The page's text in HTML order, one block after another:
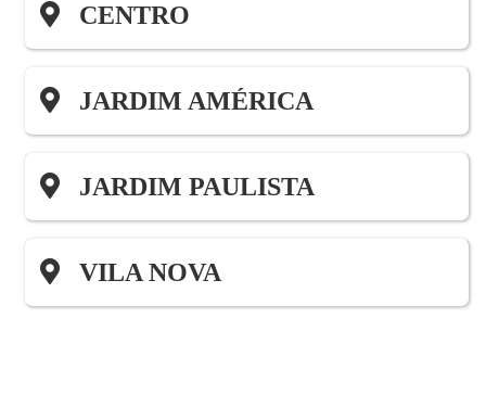
CENTRO
JARDIM AMÉRICA
JARDIM PAULISTA
VILA NOVA